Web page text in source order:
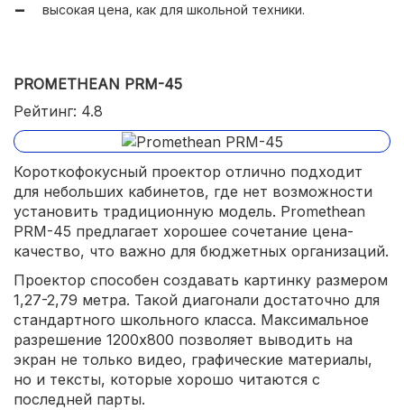
лазерное проецирование;
мощные встроенные колонки на 20 Вт.
высокая цена, как для школьной техники.
PROMETHEAN PRM-45
Рейтинг: 4.8
Короткофокусный проектор отлично подходит
для небольших кабинетов, где нет возможности
установить традиционную модель. Promethean
PRM-45 предлагает хорошее сочетание цена-
качество, что важно для бюджетных организаций.
Проектор способен создавать картинку размером
1,27-2,79 метра. Такой диагонали достаточно для
стандартного школьного класса. Максимальное
разрешение 1200х800 позволяет выводить на
экран не только видео, графические материалы,
но и тексты, которые хорошо читаются с
последней парты.